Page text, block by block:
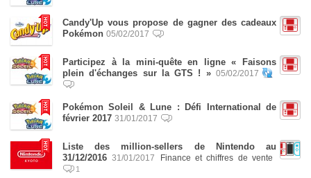
Candy'Up vous propose de gagner des cadeaux
Pokémon 05/02/2017
Participez à la mini-quête en ligne « Faisons
plein d'échanges sur la GTS ! » 05/02/2017
Pokémon Soleil & Lune : Défi International de
février 2017 31/01/2017
Liste des million-sellers de Nintendo au
31/12/2016 31/01/2017 Finance et chiffres de vente
1